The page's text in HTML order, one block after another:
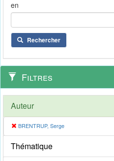
en
Rechercher
Filtres
Auteur
BRENTRUP, Serge
Thématique